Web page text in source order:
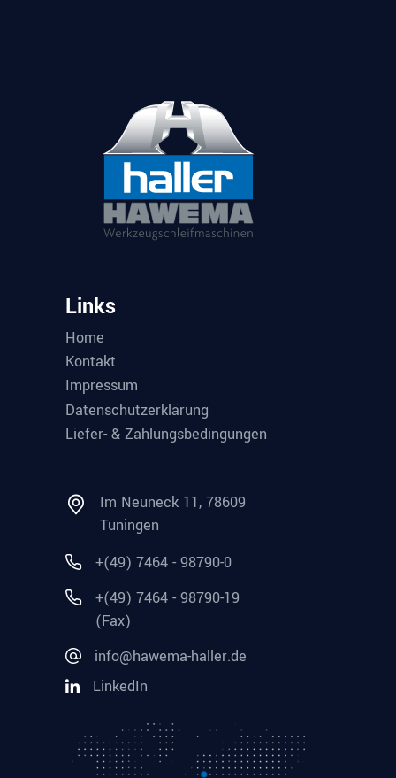
Links
Home
Kontakt
Impressum
Datenschutzerklärung
Liefer- & Zahlungsbedingungen
Im Neuneck 11, 78609
Tuningen
+(49) 7464 - 98790-0
+(49) 7464 - 98790-19
(Fax)
info@hawema-haller.de
LinkedIn